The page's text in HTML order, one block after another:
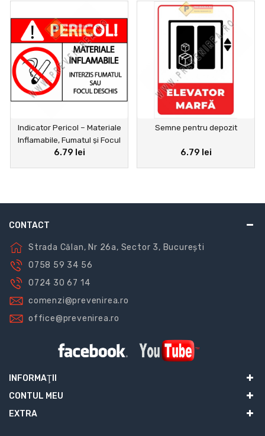
Indicator Pericol – Materiale
Inflamabile, Fumatul și Focul
Deschis Interzise | Semn de
6.79 lei
Semne pentru depozit
6.79 lei
CONTACT
Strada Călan, Nr 26a, Sector 3, București
0758 59 34 56
0724 30 67 14
comenzi@prevenirea.ro
office@prevenirea.ro
INFORMAŢII
CONTUL MEU
EXTRA